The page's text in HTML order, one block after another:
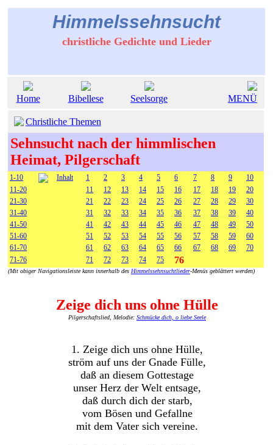
Himmelssehnsucht
christliche Gedichte und Lieder
Home Bibellese Seelsorge MENÜ
Christliche Themen
Sehnsucht nach der himmlischen
Heimat, Pilgerschaft
1-10 Inhalt 1 2 3 4 5 6 7 8 9
10
11-20
11 12 13 14 15 16 17 18 19
20
21-30
21 22 23 24 25 26 27 28 29
30
31-40
31 32 33 34 35 36 37 38 39
40
41-50
41 42 43 44 45 46 47 48 49
50
51-60
51 52 53 54 55 56 57 58 59
60
61-70
61 62 63 64 65 66 67 68 69
70
71-76
71 72 73 74 75 76
(Mit obiger Navigationsleiste kann innerhalb des Himmelssehnsuchtlieder-Menüs geblättert werden)
Zeige dich uns ohne Hülle
Pilgerschaftslied, Melodie: Schmücke dich, o liebe Seele
1. Zeige dich uns ohne Hülle,
ström auf uns der Gnade Fülle,
daß an diesem Gottestage
unser Herz der Welt entsage,
daß durch dich der starb,
vom Bösen und Gefallne
mit dem Vater sich vereine.